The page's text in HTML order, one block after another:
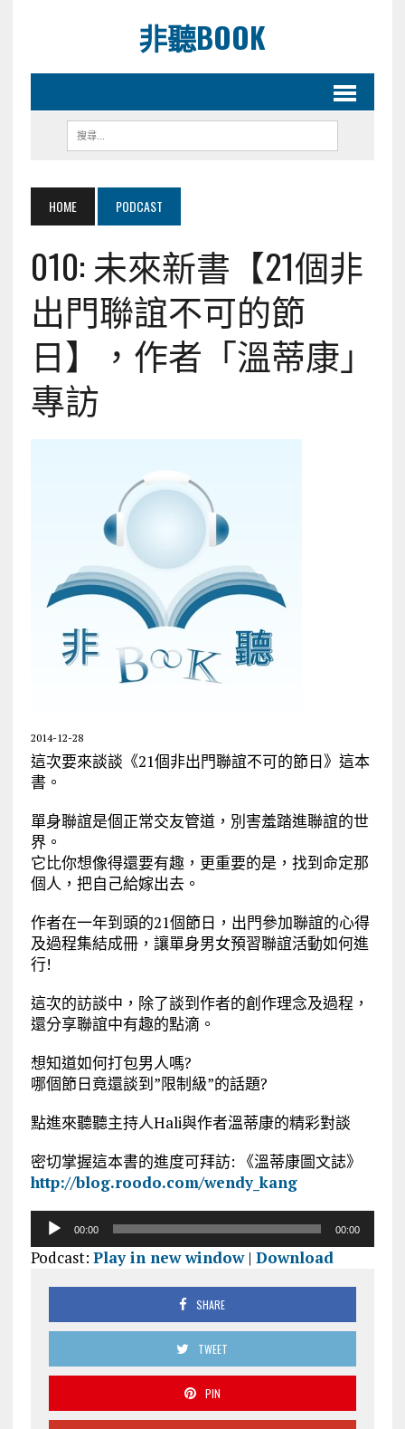
非聽BOOK
HOME PODCAST
010: 未來新書【21個非
出門聯誼不可的節
日】，作者「溫蒂康」
專訪
2014-12-28
這次要來談談《21個非出門聯誼不可的節日》這本
書。
單身聯誼是個正常交友管道，別害羞踏進聯誼的世
界。
它比你想像得還要有趣，更重要的是，找到命定那
個人，把自己給嫁出去。
作者在一年到頭的21個節日，出門參加聯誼的心得
及過程集結成冊，讓單身男女預習聯誼活動如何進
行!
這次的訪談中，除了談到作者的創作理念及過程，
還分享聯誼中有趣的點滴。
想知道如何打包男人嗎?
哪個節日竟還談到”限制級”的話題?
點進來聽聽主持人Hali與作者溫蒂康的精彩對談
密切掌握這本書的進度可拜訪: 《溫蒂康圖文誌》
http://blog.roodo.com/wendy_kang
播
00:00 00:00
Podcast: Play in new window| Download
SHARE
TWEET
PIN